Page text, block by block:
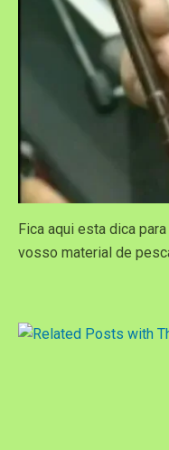
Fica aqui esta dica
vosso material de